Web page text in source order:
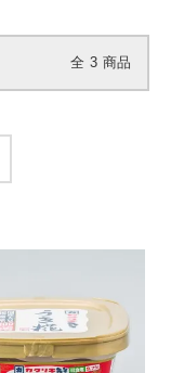
全 3 商品